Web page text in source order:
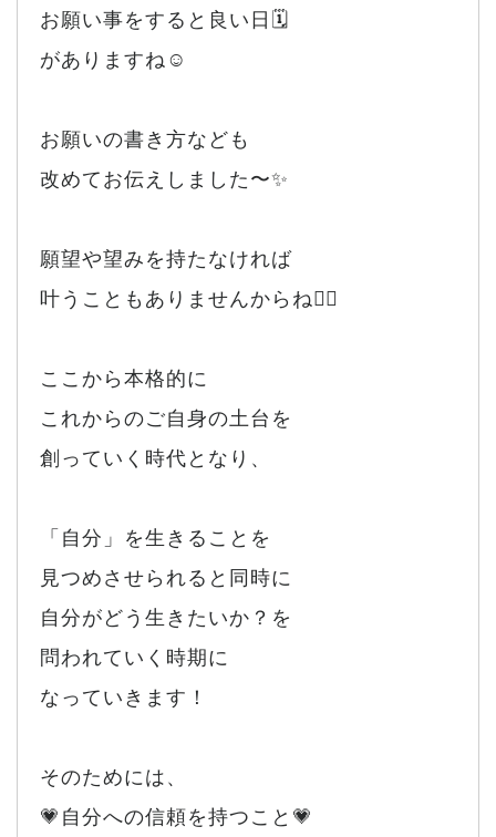
お願い事をすると良い日🗓️
がありますね☺️
お願いの書き方なども
改めてお伝えしました〜✨
願望や望みを持たなければ
叶うこともありませんからね🙂‍↕️
ここから本格的に
これからのご自身の土台を
創っていく時代となり、
「自分」を生きることを
見つめさせられると同時に
自分がどう生きたいか？を
問われていく時期に
なっていきます！
そのためには、
💗自分への信頼を持つこと💗